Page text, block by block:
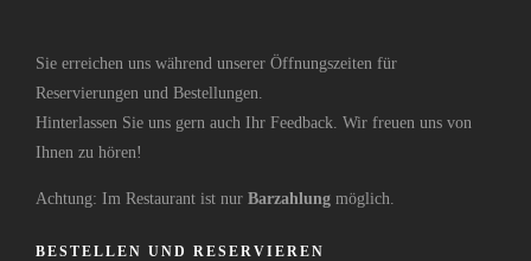
Sie erreichen uns während unserer Öffnungszeiten für
Reservierungen und Bestellungen.
Hinterlassen Sie uns gern auch Ihr Feedback. Wir freuen uns von
Ihnen zu hören!
Achtung: Im Restaurant ist nur Barzahlung möglich.
BESTELLEN UND RESERVIEREN